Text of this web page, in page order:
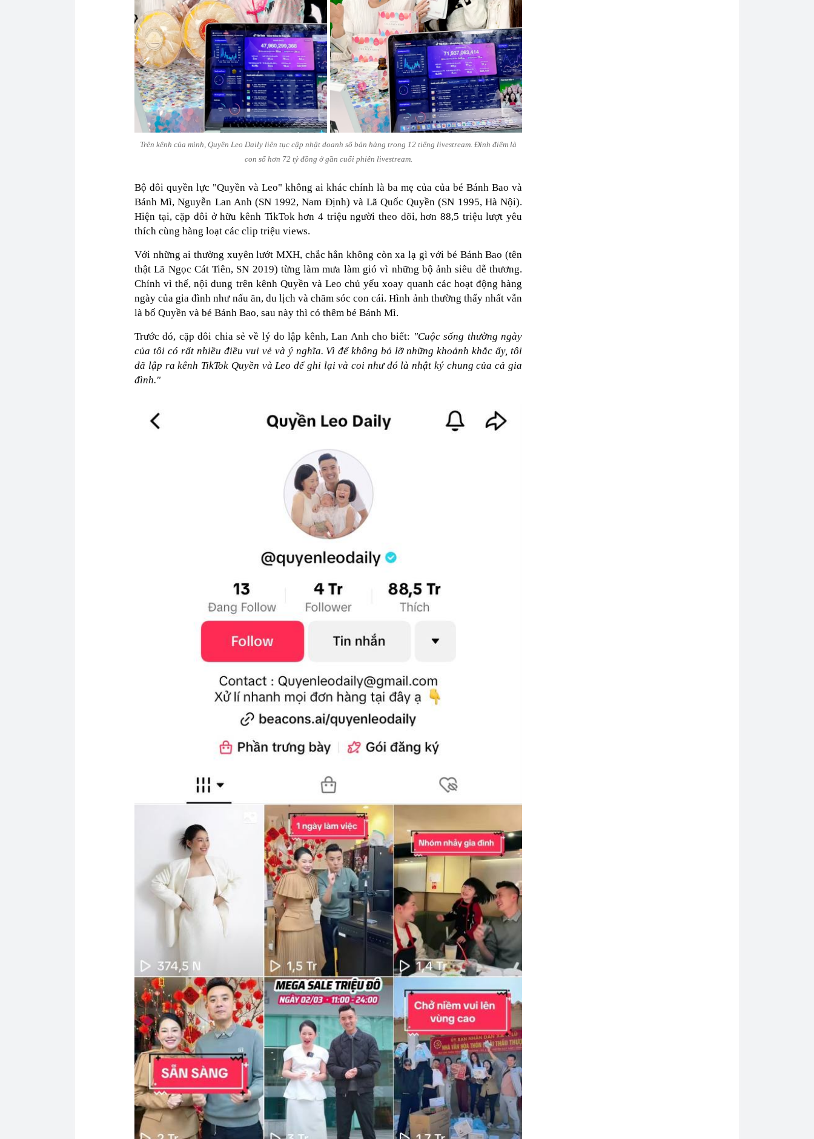
Trên kênh của mình, Quyền Leo Daily liên tục cập nhật doanh số bán hàng trong 12 tiếng livestream. Đỉnh điểm là
con số hơn 72 tỷ đồng ở gần cuối phiên livestream.
Bộ đôi quyền lực "Quyền và Leo" không ai khác chính là ba mẹ của của bé Bánh Bao và
Bánh Mì, Nguyễn Lan Anh (SN 1992, Nam Định) và Lã Quốc Quyền (SN 1995, Hà Nội).
Hiện tại, cặp đôi ở hữu kênh TikTok hơn 4 triệu người theo dõi, hơn 88,5 triệu lượt yêu
thích cùng hàng loạt các clip triệu views.
Với những ai thường xuyên lướt MXH, chắc hẳn không còn xa lạ gì với bé Bánh Bao (tên
thật Lã Ngọc Cát Tiên, SN 2019) từng làm mưa làm gió vì những bộ ảnh siêu dễ thương.
Chính vì thế, nội dung trên kênh Quyền và Leo chủ yếu xoay quanh các hoạt động hàng
ngày của gia đình như nấu ăn, du lịch và chăm sóc con cái. Hình ảnh thường thấy nhất vẫn
là bố Quyền và bé Bánh Bao, sau này thì có thêm bé Bánh Mì.
Trước đó, cặp đôi chia sẻ về lý do lập kênh, Lan Anh cho biết: "Cuộc sống thường ngày
của tôi có rất nhiều điều vui vẻ và ý nghĩa. Vì để không bỏ lỡ những khoảnh khắc ấy, tôi
đã lập ra kênh TikTok Quyền và Leo để ghi lại và coi như đó là nhật ký chung của cả gia
đình."